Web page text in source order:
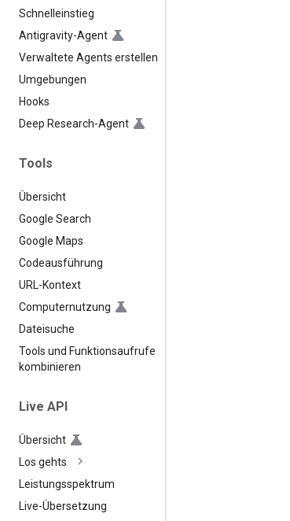
Schnelleinstieg
Antigravity-Agent
Verwaltete Agents erstellen
Umgebungen
Hooks
Deep Research-Agent
Tools
Übersicht
Google Search
Google Maps
Codeausführung
URL-Kontext
Computernutzung
Dateisuche
Tools und Funktionsaufrufe
kombinieren
Live API
Übersicht
Los gehts
Leistungsspektrum
Live-Übersetzung